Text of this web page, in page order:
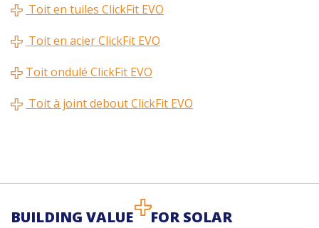
Toit en tuiles ClickFit EVO
Toit en acier ClickFit EVO
Toit ondulé ClickFit EVO
Toit à joint debout ClickFit EVO
BUILDING VALUE
FOR SOLAR